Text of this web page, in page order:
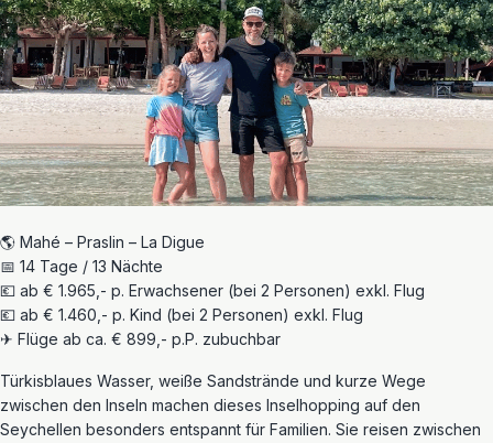
🌎 Mahé – Praslin – La Digue
📅 14 Tage / 13 Nächte
💶 ab € 1.965,- p. Erwachsener (bei 2 Personen) exkl. Flug
💶 ab € 1.460,- p. Kind (bei 2 Personen) exkl. Flug
✈ Flüge ab ca. € 899,- p.P. zubuchbar
Türkisblaues Wasser, weiße Sandstrände und kurze Wege
zwischen den Inseln machen dieses Inselhopping auf den
Seychellen besonders entspannt für Familien. Sie reisen zwischen